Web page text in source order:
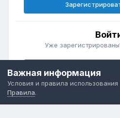
Уже
Важная информация
Условия и правила
Правила.